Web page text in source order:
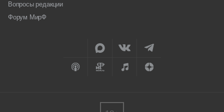
Вопросы редакции
Форум МирФ